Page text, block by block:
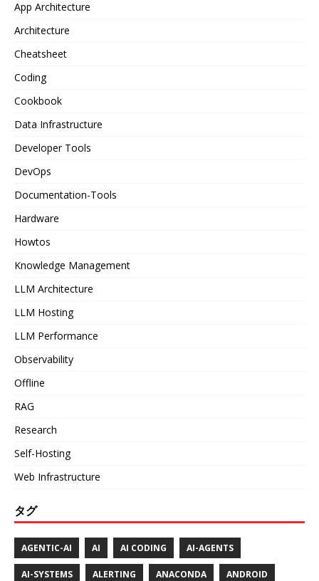
App Architecture
Architecture
Cheatsheet
Coding
Cookbook
Data Infrastructure
Developer Tools
DevOps
Documentation-Tools
Hardware
Howtos
Knowledge Management
LLM Architecture
LLM Hosting
LLM Performance
Observability
Offline
RAG
Research
Self-Hosting
Web Infrastructure
タグ
AGENTIC-AI AI AI CODING AI-AGENTS
AI-SYSTEMS ALERTING ANACONDA ANDROID